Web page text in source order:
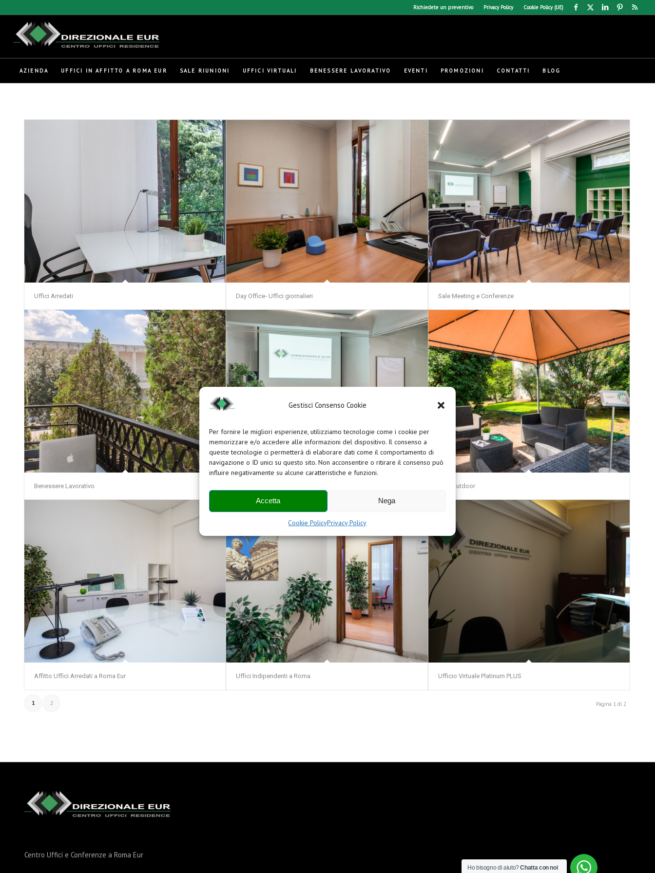
Gestisci Consenso Cookie
Per fornire le migliori esperienze, utilizziamo tecnologie come i cookie per
memorizzare e/o accedere alle informazioni del dispositivo. Il consenso a
queste tecnologie ci permetterà di elaborare dati come il comportamento di
navigazione o ID unici su questo sito. Non acconsentire o ritirare il consenso può
influire negativamente su alcune caratteristiche e funzioni.
Accetta Nega
Cookie PolicyPrivacy Policy
Richiedete un preventivo Privacy Policy Cookie Policy (UE)
AZIENDA UFFICI IN AFFITTO A ROMA EUR SALE RIUNIONI UFFICI VIRTUALI BENESSERE LAVORATIVO EVENTI PROMOZIONI CONTATTI BLOG
Uffici Arredati Day Office- Uffici giornalieri Sale Meeting e Conferenze
Benessere Lavorativo Sale Outdoor
Affitto Uffici Arredati a Roma Eur Uffici Indipendenti a Roma Ufficio Virtuale Platinum PLUS
Pagina 1 di 2
1 2
Centro Uffici e Conferenze a Roma Eur
Ho bisogno di aiuto?Chatta con noi